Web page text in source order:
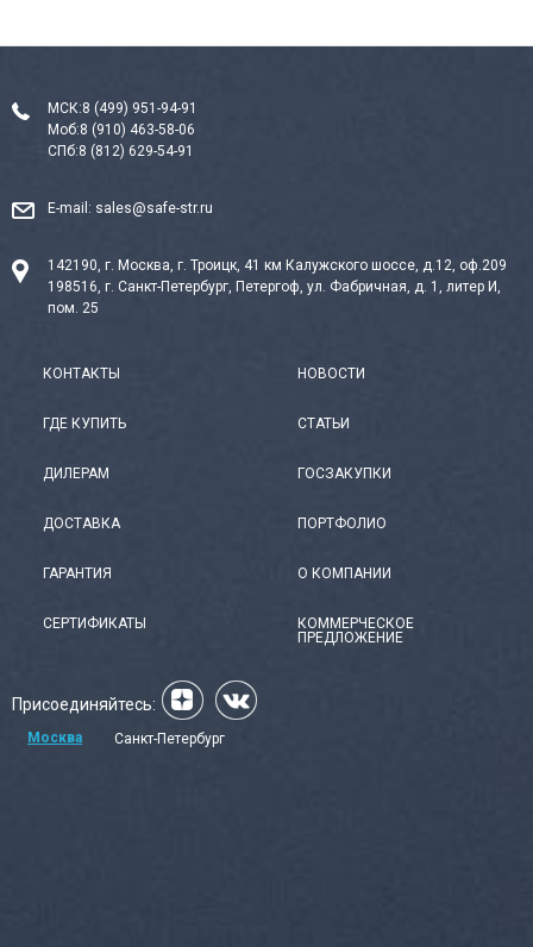
МСК:8 (499) 951-94-91
Моб:8 (910) 463-58-06
СПб:8 (812) 629-54-91
E-mail: sales@safe-str.ru
142190, г. Москва, г. Троицк, 41 км Калужского шоссе, д.12, оф.209
198516, г. Санкт-Петербург, Петергоф, ул. Фабричная, д. 1, литер И,
пом. 25
КОНТАКТЫ
ГДЕ КУПИТЬ
ДИЛЕРАМ
ДОСТАВКА
ГАРАНТИЯ
СЕРТИФИКАТЫ
НОВОСТИ
СТАТЬИ
ГОСЗАКУПКИ
ПОРТФОЛИО
О КОМПАНИИ
КОММЕРЧЕСКОЕ
ПРЕДЛОЖЕНИЕ
Присоединяйтесь:
Москва Санкт-Петербург